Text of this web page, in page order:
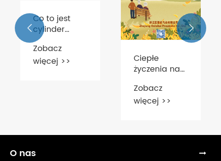
Ciepłe
życzenia na
Pneumatic
Międzynarodowe
Targi
Przemysłowe
w Chinach
Zobacz
 
O nas